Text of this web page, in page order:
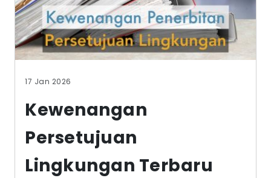
17 Jan 2026
Kewenangan
Persetujuan
Lingkungan Terbaru